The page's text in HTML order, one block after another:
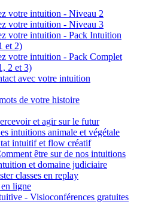
votre intuition - Niveau 2
votre intuition - Niveau 3
votre intuition - Pack Intuition
et 2)
votre intuition - Pack Complet
2 et 3)
avec votre intuition
de votre histoire
et agir sur le futur
intuitions animale et végétale
intuitif et flow créatif
être sur de nos intuitions
et domaine judiciaire
classes en replay
ligne
- Visioconférences gratuites